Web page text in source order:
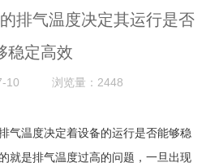
排气温度决定其运行是否
稳定高效
10 浏览量： 2448
温度决定着设备的运行是否能够稳
就是排气温度过高的问题，一旦出现